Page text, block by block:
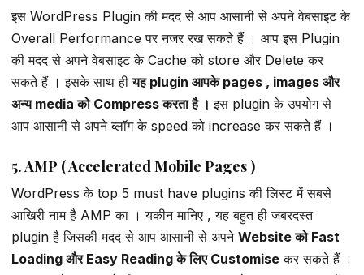
इस WordPress Plugin की मदद से आप आसानी से अपने वेबसाइट के
Overall Performance पर नजर रख सकते हैं । आप इस Plugin
की मदद से अपने वेबसाइट के Cache को store और Delete कर
सकते हैं । इसके साथ हीयह plugin आपके pages , images और
अन्य media को Compress करता है ।इस plugin के उपयोग से
आप आसानी से अपने ब्लॉग के speed को increase कर सकते हैं ।
5. AMP ( Accelerated Mobile Pages )
WordPress के top 5 must have plugins की लिस्ट में सबसे
आखिरी नाम है AMP का । यकीन मानिए , यह बहुत ही जबरदस्त
plugin है जिसकी मदद से आप आसानी से अपने Website को Fast
Loading और Easy Reading के लिए Customise कर सकते हैं ।